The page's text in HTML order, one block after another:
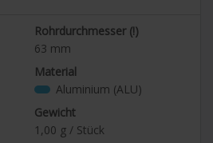
Rohrdurchmesser (!)
63 mm
Material
Aluminium (ALU)
Gewicht
1,00 g / Stück